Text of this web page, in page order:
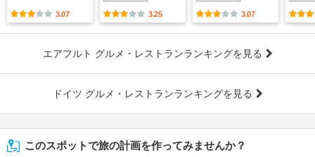
3.07 3.25 3.07
エアフルト グルメ・レストランランキングを見る
ドイツ グルメ・レストランランキングを見る
このスポットで旅の計画を作ってみませんか？